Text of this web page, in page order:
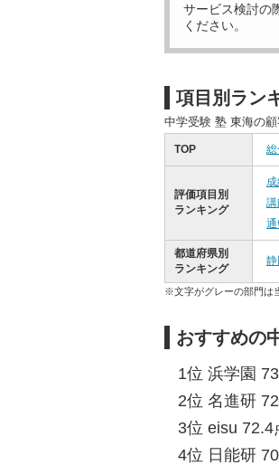
サービス検討の
ください。
項目別ラン
中学受験 塾 東海の
TOP
評価項目別
ランキング
都道府県別
ランキング
※文字がグレーの部門は
おすすめの
1位 浜学園
2位 名進研
3位 eisu 72.4
4位 日能研